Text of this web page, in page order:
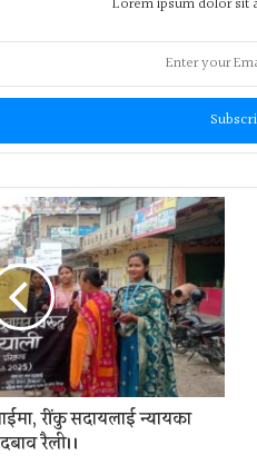
Lorem ipsum dolor sit
रींकु सदायलाई न्यायका
रैली।।